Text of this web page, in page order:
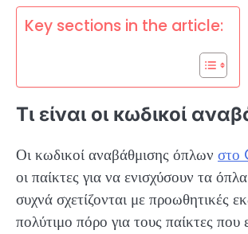
Key sections in the article:
Τι είναι οι κωδικοί
Οι κωδικοί αναβάθμισης όπλων
οι παίκτες για να ενισχύσουν τα
συχνά σχετίζονται με προωθητικές
πολύτιμο πόρο για τους παίκτες που